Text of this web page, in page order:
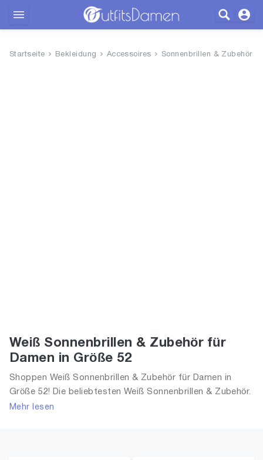
Startseite Bekleidung Accessoires Sonnenbrillen & Zubehör
Weiß Sonnenbrillen & Zubehör für
Damen in Größe 52
Shoppen Weiß Sonnenbrillen & Zubehör für Damen in
Größe 52! Die beliebtesten Weiß Sonnenbrillen & Zubehör.
Größe Auswahl an Weiß Sonnenbrillen & Zubehör in Größe
Mehr lesen